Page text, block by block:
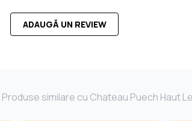
ADAUGĂ UN REVIEW
Produse similare cu Chateau Puech Haut